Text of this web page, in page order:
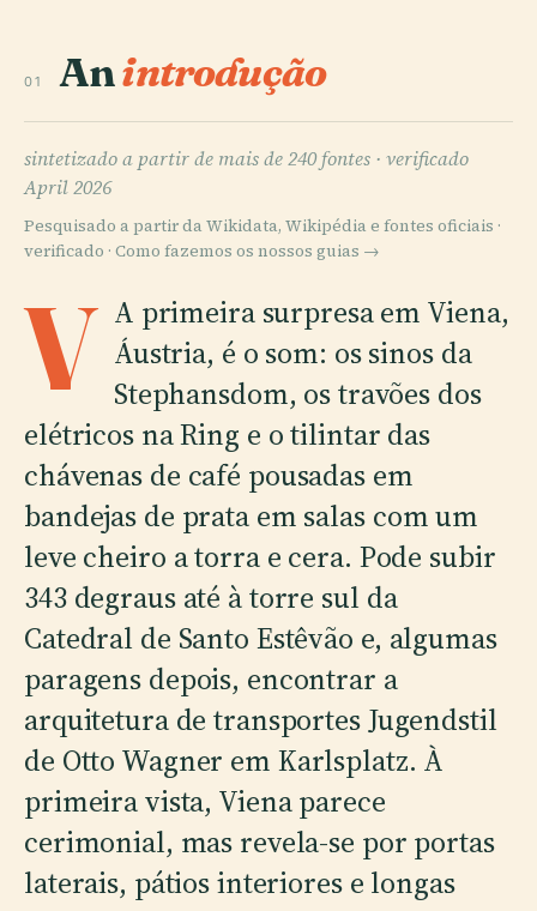
01 Anintrodução
sintetizado a partir de mais de 240 fontes · verificado
April 2026
Pesquisado a partir da Wikidata, Wikipédia e fontes oficiais ·
verificado · Como fazemos os nossos guias →
V A primeira surpresa em Viena,
Áustria, é o som: os sinos da
Stephansdom, os travões dos
elétricos na Ring e o tilintar das
chávenas de café pousadas em
bandejas de prata em salas com um
leve cheiro a torra e cera. Pode subir
343 degraus até à torre sul da
Catedral de Santo Estêvão e, algumas
paragens depois, encontrar a
arquitetura de transportes Jugendstil
de Otto Wagner em Karlsplatz. À
primeira vista, Viena parece
cerimonial, mas revela-se por portas
laterais, pátios interiores e longas